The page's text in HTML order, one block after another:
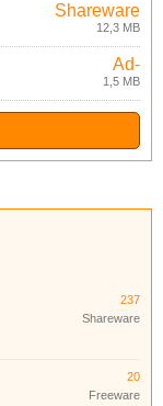
Shareware
12,3 MB
Ad-
supported
1,5 MB
237
Shareware
20
Freeware